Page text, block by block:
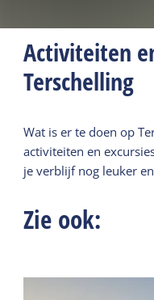
Activiteiten
Terschelling
Wat is er te doen op
activiteiten en
je verblijf nog leuker
Zie ook: